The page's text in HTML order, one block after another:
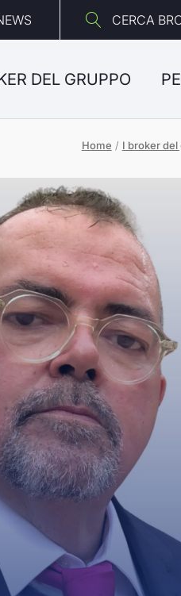
CERCA
DEL GRUPPO
Home / I broker del